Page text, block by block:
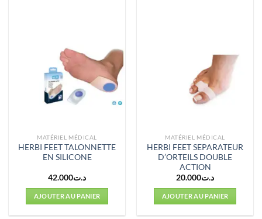
MATÉRIEL MÉDICAL
HERBI FEET TALONNETTE
EN SILICONE
د.ت42.000
AJOUTER AU PANIER
MATÉRIEL MÉDICAL
HERBI FEET SEPARATEUR
D’ORTEILS DOUBLE
ACTION
د.ت20.000
AJOUTER AU PANIER